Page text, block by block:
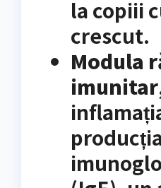
la copiii
crescut.
Modula
imunitar